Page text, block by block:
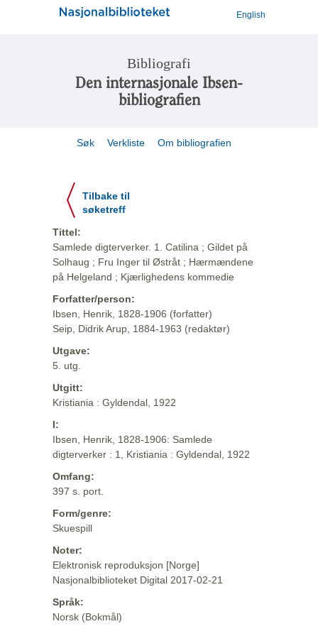
English
Bibliografi
Den internasjonale Ibsen-
bibliografien
Søk Verkliste Om bibliografien
Tilbake til
søketreff
Tittel:
Samlede digterverker. 1. Catilina ; Gildet på
Solhaug ; Fru Inger til Østråt ; Hærmændene
på Helgeland ; Kjærlighedens kommedie
Forfatter/person:
Ibsen, Henrik, 1828-1906 (forfatter)
Seip, Didrik Arup, 1884-1963 (redaktør)
Utgave:
5. utg.
Utgitt:
Kristiania : Gyldendal, 1922
I:
Ibsen, Henrik, 1828-1906: Samlede
digterverker : 1, Kristiania : Gyldendal, 1922
Omfang:
397 s. port.
Form/genre:
Skuespill
Noter:
Elektronisk reproduksjon [Norge]
Nasjonalbiblioteket Digital 2017-02-21
Språk:
Norsk (Bokmål)